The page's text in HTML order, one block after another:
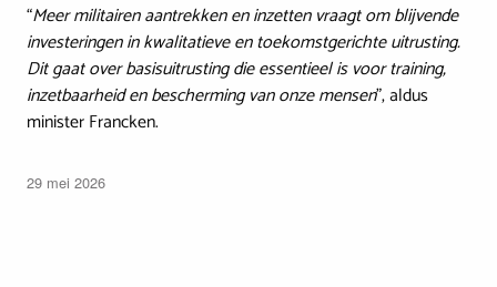
“Meer militairen aantrekken en inzetten vraagt om blijvende
investeringen in kwalitatieve en toekomstgerichte uitrusting.
Dit gaat over basisuitrusting die essentieel is voor training,
inzetbaarheid en bescherming van onze mensen”, aldus
minister Francken.
29 mei 2026